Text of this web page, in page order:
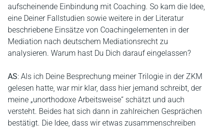
aufscheinende Einbindung mit Coaching. So kam die Idee,
eine Deiner Fallstudien sowie weitere in der Literatur
beschriebene Einsätze von Coachingelementen in der
Mediation nach deutschem Mediationsrecht zu
analysieren. Warum hast Du Dich darauf eingelassen?
AS: Als ich Deine Besprechung meiner Trilogie in der ZKM
gelesen hatte, war mir klar, dass hier jemand schreibt, der
meine „unorthodoxe Arbeitsweise“ schätzt und auch
versteht. Beides hat sich dann in zahlreichen Gesprächen
bestätigt. Die Idee, dass wir etwas zusammenschreiben